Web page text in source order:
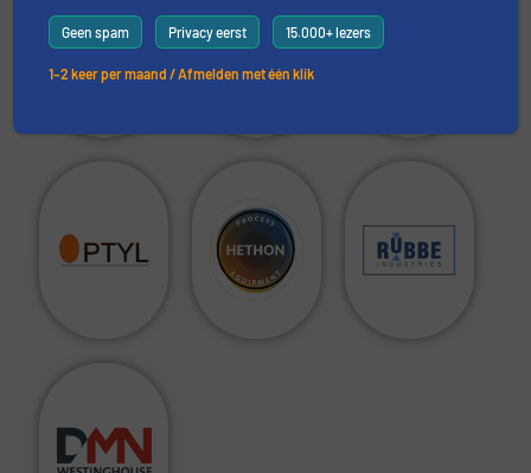
Geen spam Privacy eerst 15.000+ lezers
1–2 keer per maand / Afmelden met één klik